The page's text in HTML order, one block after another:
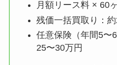
月額リース料 × 60
残価一括買取り：
任意保険（年間5〜
25〜30万円